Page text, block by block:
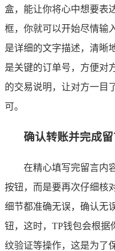
盒，能让你将心中想要表
框，你就可以开始尽情输
是详细的文字描述，清晰
是关键的订单号，方便对
的交易说明，让对方一目
可。
确认转账并完成
在精心填写完留言内
按钮，而是要再次仔细核
细节都准确无误，确认无
钮，这时，TP钱包会根据
纹验证等操作，这是为了